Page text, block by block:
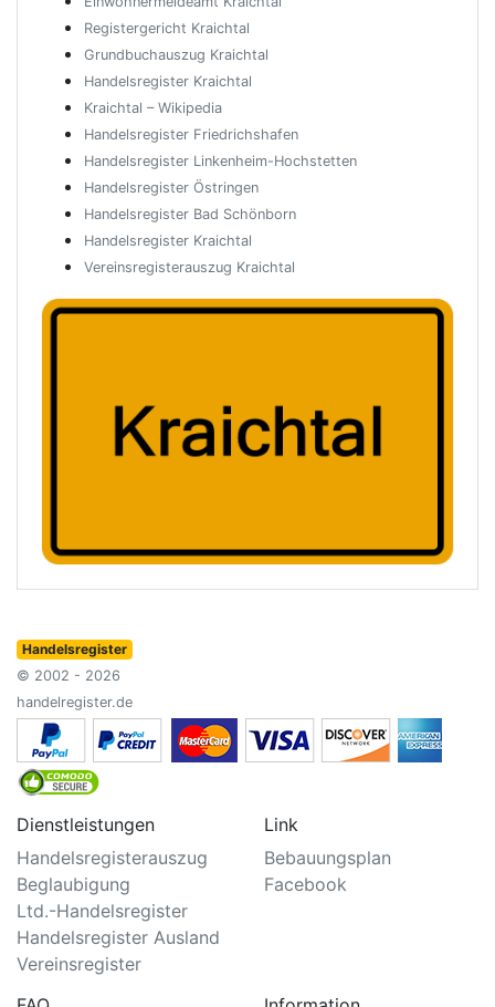
Registergericht Kraichtal
Grundbuchauszug Kraichtal
Handelsregister Kraichtal
Kraichtal – Wikipedia
Handelsregister Friedrichshafen
Handelsregister Linkenheim-Hochstetten
Handelsregister Östringen
Handelsregister Bad Schönborn
Handelsregister Kraichtal
Vereinsregisterauszug Kraichtal
Handelsregister
© 2002 - 2026
handelregister.de
Dienstleistungen
Handelsregisterauszug
Beglaubigung
Ltd.-Handelsregister
Handelsregister Ausland
Vereinsregister
Link
Bebauungsplan
Facebook